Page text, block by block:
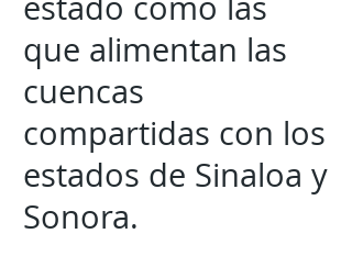
que alimentan las
cuencas
compartidas con los
estados de Sinaloa y
Sonora.